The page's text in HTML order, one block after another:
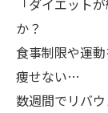
か？
食事制限や運動
痩せない…
数週間でリバ